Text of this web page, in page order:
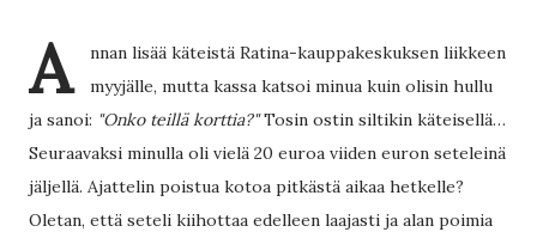
A
nnan lisää käteistä Ratina-kauppakeskuksen liikkeen
myyjälle, mutta kassa katsoi minua kuin olisin hullu
ja sanoi: "Onko teillä korttia?"Tosin ostin siltikin käteisellä…
Seuraavaksi minulla oli vielä 20 euroa viiden euron seteleinä
jäljellä. Ajattelin poistua kotoa pitkästä aikaa hetkelle?
Oletan, että seteli kiihottaa edelleen laajasti ja alan poimia